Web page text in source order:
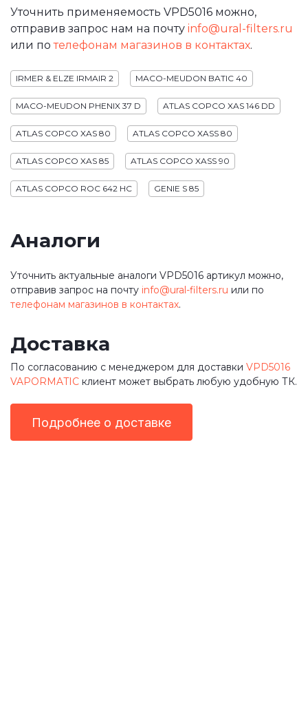
Уточнить применяемость VPD5016 можно,
отправив запрос нам на почту info@ural-filters.ru
или потелефонам магазинов в контактах.
IRMER & ELZE IRMAIR 2 MACO-MEUDON BATIC 40
MACO-MEUDON PHENIX 37 D ATLAS COPCO XAS 146 DD
ATLAS COPCO XAS 80 ATLAS COPCO XASS 80
ATLAS COPCO XAS 85 ATLAS COPCO XASS 90
ATLAS COPCO ROC 642 HC GENIE S 85
Аналоги
Уточнить актуальные аналоги VPD5016 артикул можно,
отправив запрос на почту info@ural-filters.ru или по
телефонам магазинов в контактах.
Доставка
По согласованию с менеджером для доставки VPD5016
VAPORMATIC клиент может выбрать любую удобную ТК.
Подробнее о доставке